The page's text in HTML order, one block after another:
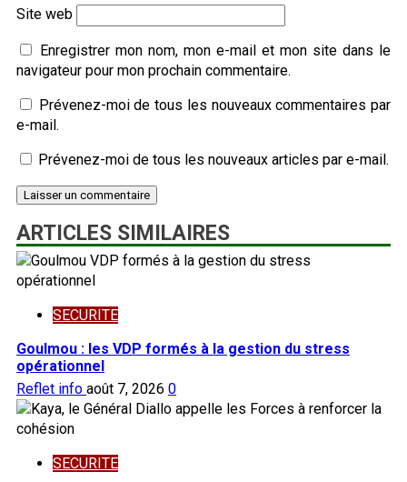
Site web
Enregistrer mon nom, mon e-mail et mon site dans le
navigateur pour mon prochain commentaire.
Prévenez-moi de tous les nouveaux commentaires par
e-mail.
Prévenez-moi de tous les nouveaux articles par e-mail.
ARTICLES SIMILAIRES
SECURITE
Goulmou : les VDP formés à la gestion du stress
opérationnel
Reflet info août 7, 2026 0
SECURITE